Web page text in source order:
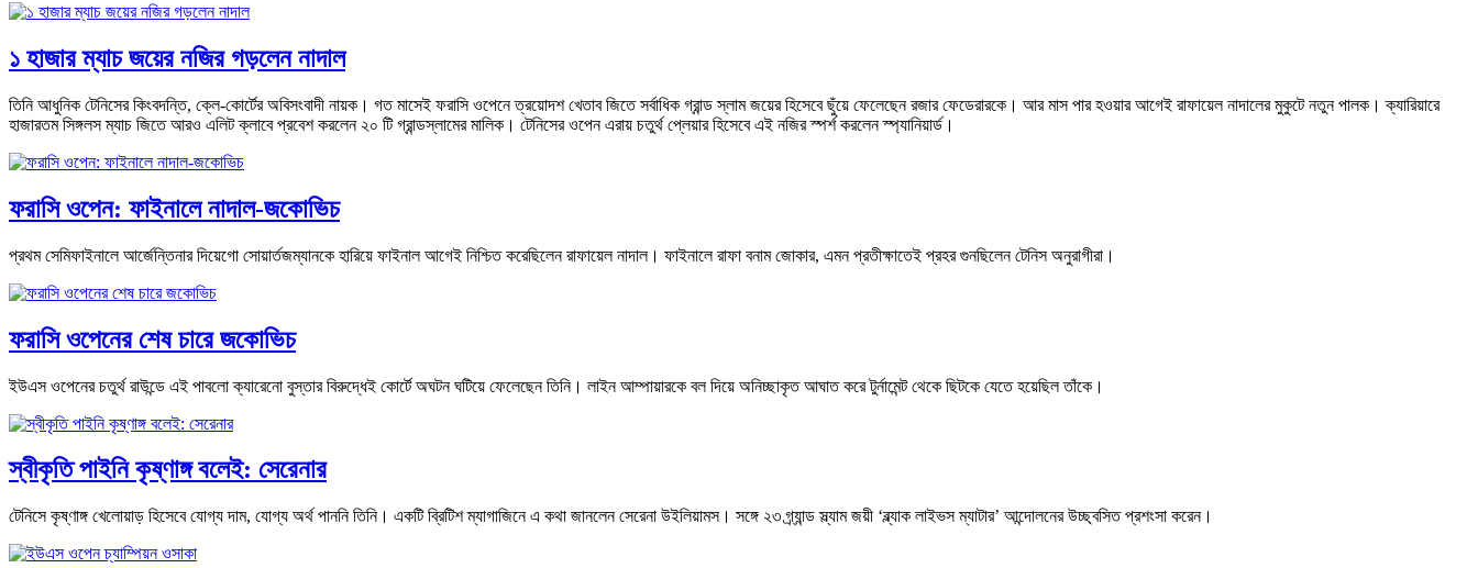
১ হাজার ম্যাচ জয়ের নজির গড়লেন নাদাল
তিনি আধুনিক টেনিসের কিংবদন্তি, ক্লে-কোর্টের অবিসংবাদী নায়ক। গত মাসেই ফরাসি ওপেনে ত্রয়োদশ খেতাব জিতে সর্বাধিক গ্রান্ড স্লাম জয়ের হিসেবে ছুঁয়ে ফেলেছেন রজার ফেডেরারকে। আর মাস পার হওয়ার আগেই রাফায়েল নাদালের মুকুটে নতুন পালক। ক্যারিয়ারে
হাজারতম সিঙ্গলস ম্যাচ জিতে আরও এলিট ক্লাবে প্রবেশ করলেন ২০ টি গ্রান্ডস্লামের মালিক। টেনিসের ওপেন এরায় চতুর্থ প্লেয়ার হিসেবে এই নজির স্পর্শ করলেন স্প্যানিয়ার্ড।
ফরাসি ওপেন: ফাইনালে নাদাল-জকোভিচ
প্রথম সেমিফাইনালে আর্জেন্তিনার দিয়েগো সোয়ার্তজম্যানকে হারিয়ে ফাইনাল আগেই নিশ্চিত করেছিলেন রাফায়েল নাদাল। ফাইনালে রাফা বনাম জোকার, এমন প্রতীক্ষাতেই প্রহর গুনছিলেন টেনিস অনুরাগীরা।
ফরাসি ওপেনের শেষ চারে জকোভিচ
ইউএস ওপেনের চতুর্থ রাউন্ডে এই পাবলো ক্যারেনো বুস্তার বিরুদ্ধেই কোর্টে অঘটন ঘটিয়ে ফেলেছেন তিনি। লাইন আম্পায়ারকে বল দিয়ে অনিচ্ছাকৃত আঘাত করে টুর্নামেন্ট থেকে ছিটকে যেতে হয়েছিল তাঁকে।
স্বীকৃতি পাইনি কৃষ্ণাঙ্গ বলেই: সেরেনার
টেনিসে কৃষ্ণাঙ্গ খেলোয়াড় হিসেবে যোগ্য দাম, যোগ্য অর্থ পাননি তিনি। একটি ব্রিটিশ ম্যাগাজিনে এ কথা জানলেন সেরেনা উইলিয়ামস। সঙ্গে ২৩ গ্র্যান্ড স্ল্যাম জয়ী ‘ব্ল্যাক লাইভস ম্যাটার’ আন্দোলনের উচ্ছ্বসিত প্রশংসা করেন।